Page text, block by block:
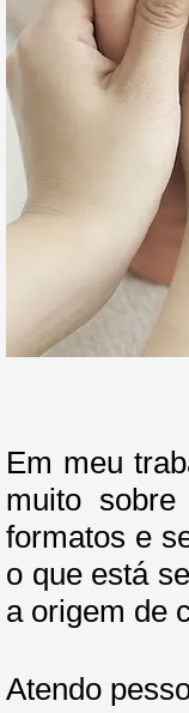
Em meu
muito
formatos e
o que está
a origem de
Atendo